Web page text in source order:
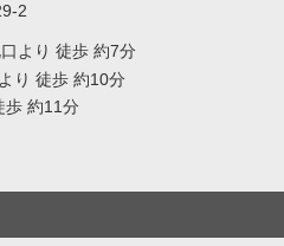
2
より 徒歩 約7分
り 徒歩 約10分
歩 約11分